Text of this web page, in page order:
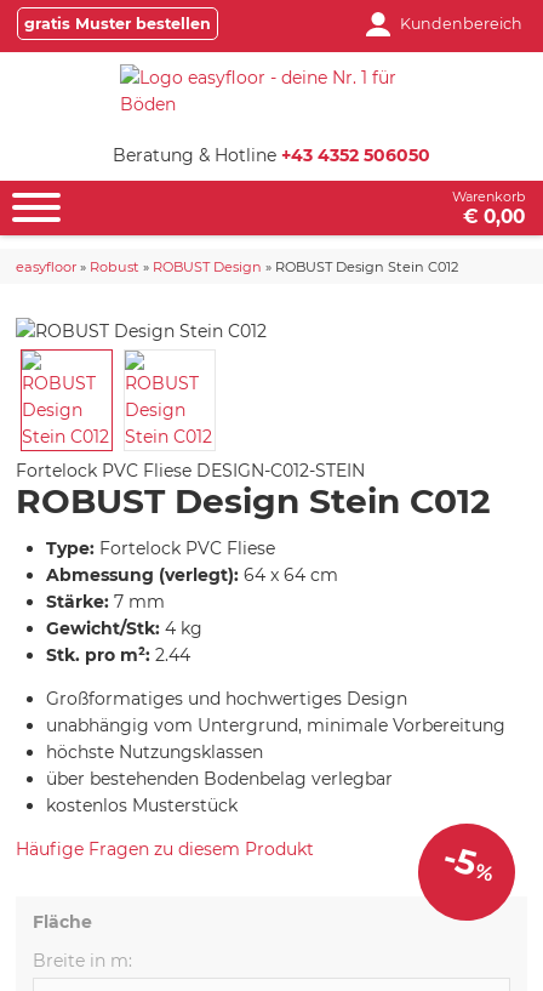
gratis Muster bestellen Kundenbereich
Beratung & Hotline +43 4352 506050
Warenkorb
€ 0,00
easyfloor » Robust » ROBUST Design » ROBUST Design Stein C012
Fortelock PVC Fliese DESIGN-C012-STEIN
ROBUST Design Stein C012
Type: Fortelock PVC Fliese
Abmessung (verlegt): 64 x 64 cm
Stärke: 7 mm
Gewicht/Stk: 4 kg
Stk. pro m²: 2.44
Großformatiges und hochwertiges Design
unabhängig vom Untergrund, minimale Vorbereitung
höchste Nutzungsklassen
über bestehenden Bodenbelag verlegbar
kostenlos Musterstück
Häufige Fragen zu diesem Produkt
Fläche
Breite in m:
-5%